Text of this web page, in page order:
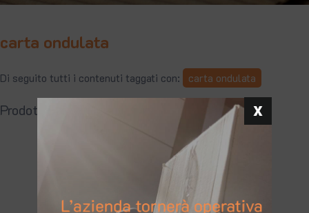
carta ondulata
Di seguito tutti i contenuti taggati con: carta ondulata
Prodotti, Accessori imballaggio: carta ondulata